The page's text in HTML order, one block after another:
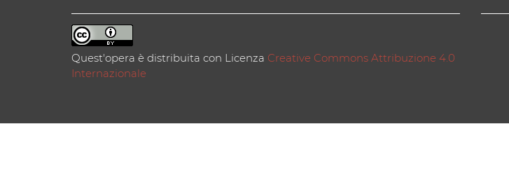
Quest'opera è distribuita con Licenza Creative Commons Attribuzione 4.0
Internazionale